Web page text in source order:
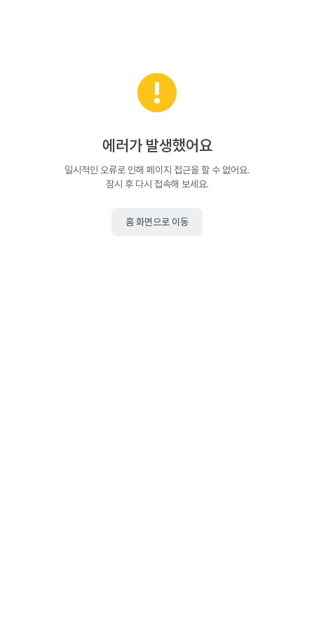
에러가 발생했어요
일시적인 오류로 인해 페이지 접근을 할 수 없어요.
잠시 후 다시 접속해 보세요.
홈 화면으로 이동